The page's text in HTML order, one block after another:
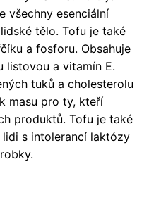
všechny esenciální
tělo. Tofu je také
a fosforu. Obsahuje
listovou a vitamín E.
tuků a cholesterolu
masu pro ty, kteří
produktů. Tofu je také
s intolerancí laktózy